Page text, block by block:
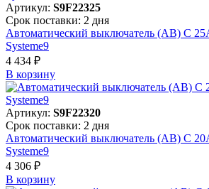
Артикул: S9F22325
Срок поставки: 2 дня
Автоматический выключатель (АВ) C
Systeme9
4 434 ₽
В корзинy
Артикул: S9F22320
Срок поставки: 2 дня
Автоматический выключатель (АВ) C
Systeme9
4 306 ₽
В корзинy